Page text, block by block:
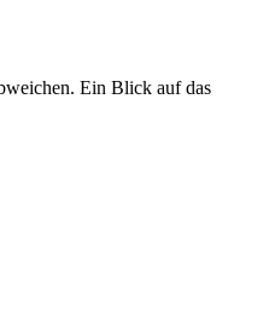
Ein Blick auf das